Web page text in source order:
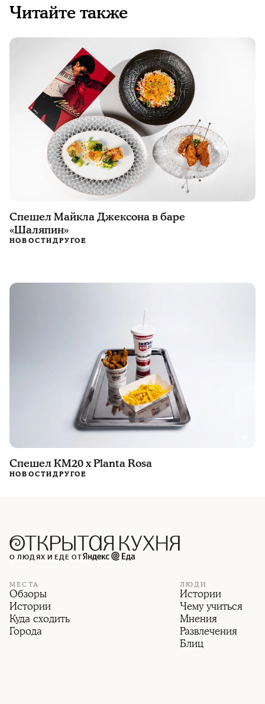
Читайте также
Спешел Майкла Джексона в баре
«Шаляпин»
НОВОСТИДРУГОЕ
Спешел КМ20 х Planta Rosa
НОВОСТИДРУГОЕ
О ЛЮДЯХ И ЕДЕ ОТ
МЕСТА
Обзоры
Истории
Куда сходить
Города
ЛЮДИ
Истории
Чему учиться
Мнения
Развлечения
Блиц